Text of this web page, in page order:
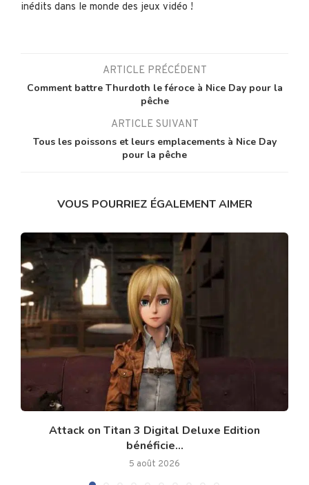
inédits dans le monde des jeux vidéo !
ARTICLE PRÉCÉDENT
Comment battre Thurdoth le féroce à Nice Day pour la
pêche
ARTICLE SUIVANT
Tous les poissons et leurs emplacements à Nice Day
pour la pêche
VOUS POURRIEZ ÉGALEMENT AIMER
Attack on Titan 3 Digital Deluxe Edition
bénéficie...
5 août 2026